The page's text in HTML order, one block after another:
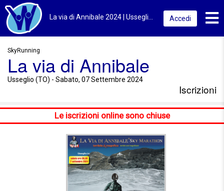
Accedi
SkyRunning
La via di Annibale
Usseglio (TO) - Sabato, 07 Settembre 2024
Iscrizioni
Le iscrizioni online sono chiuse